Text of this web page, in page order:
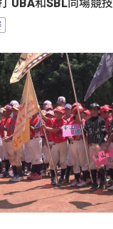
UBA和SBL同場競技